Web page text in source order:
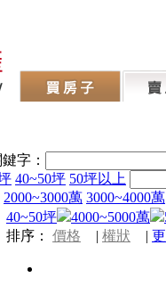
字：
40~50坪 50坪以上
2000~3000萬 3000~4000萬
40~50坪 4000~5000萬
排序： 價格 | 權狀 |